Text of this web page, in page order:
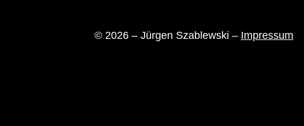
© 2026 – Jürgen Szablewski – Impressum